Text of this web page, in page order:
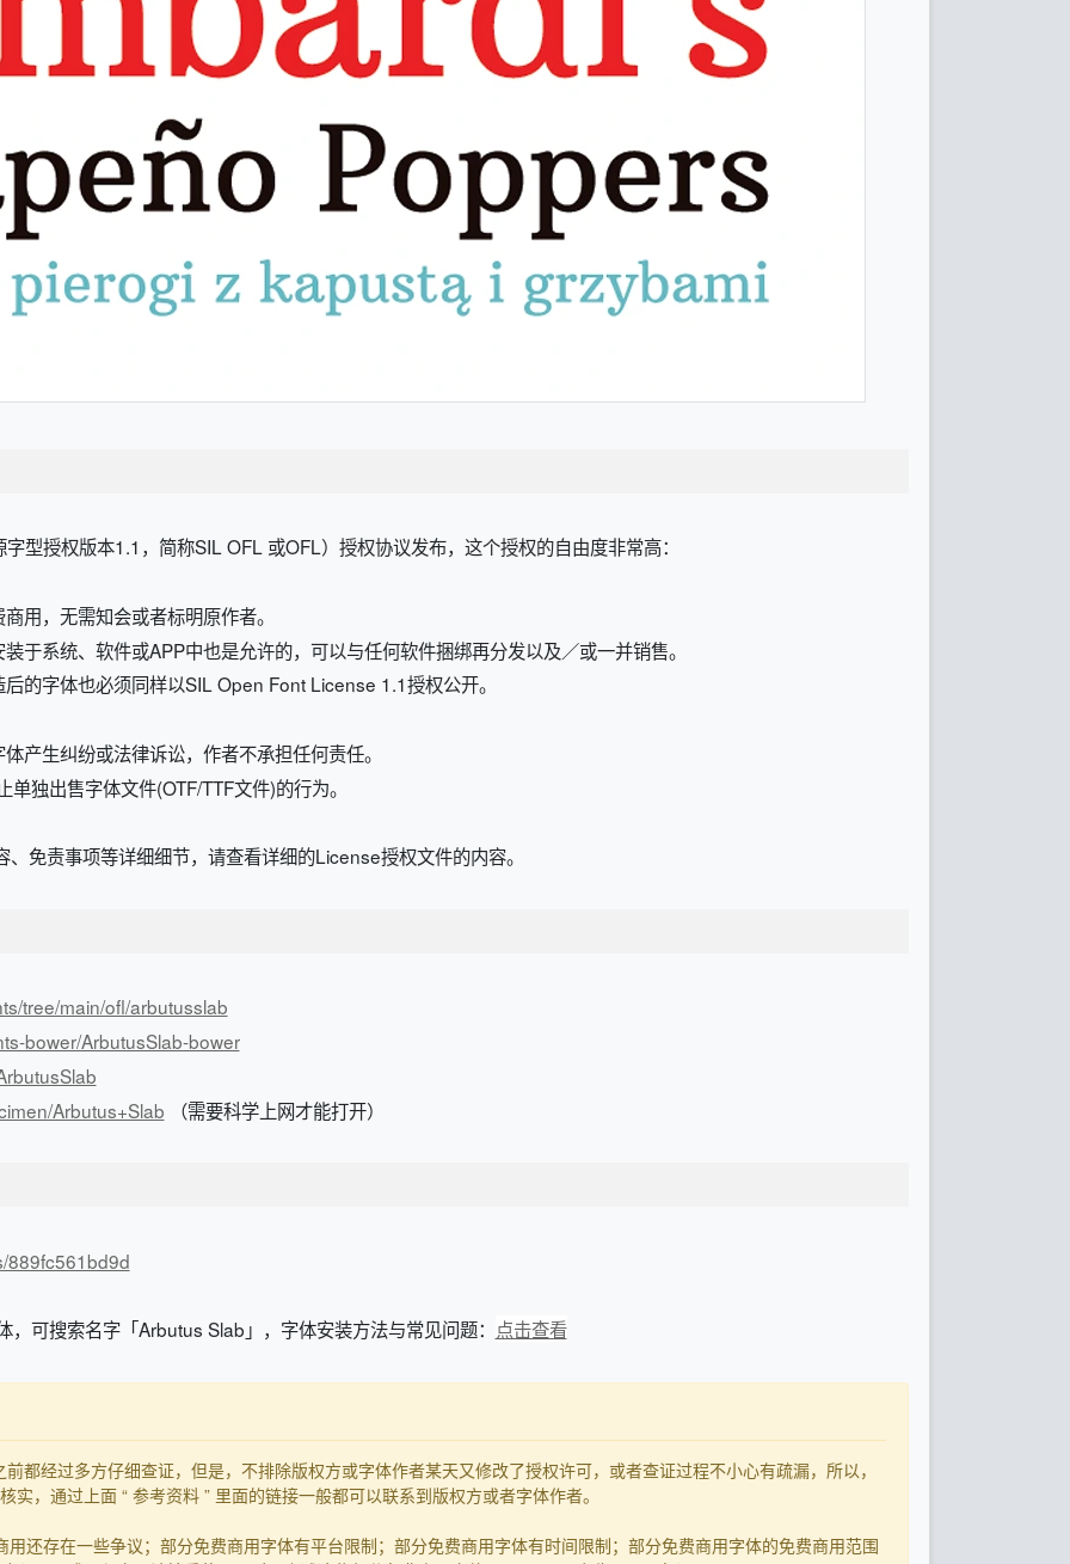
型授权版本1.1，简称SIL OFL 或OFL）授权协议发布，这个授权的自由度非常高：
用，无需知会或者标明原作者。
于系统、软件或APP中也是允许的，可以与任何软件捆绑再分发以及／或一并销售。
的字体也必须同样以SIL Open Font License 1.1授权公开。
产生纠纷或法律诉讼，作者不承担任何责任。
独出售字体文件(OTF/TTF文件)的行为。
、免责事项等详细细节，请查看详细的License授权文件的内容。
tree/main/ofl/arbutusslab
bower/ArbutusSlab-bower
Arbutus+Slab （需要科学上网才能打开）
889fc561bd9d
可搜索名字「Arbutus Slab」，字体安装方法与常见问题： 点击查看
都经过多方仔细查证，但是，不排除版权方或字体作者某天又修改了授权许可，或者查证过程不小心有疏漏，所以，
，通过上面 “ 参考资料 ” 里面的链接一般都可以联系到版权方或者字体作者。
还存在一些争议；部分免费商用字体有平台限制；部分免费商用字体有时间限制；部分免费商用字体的免费商用范围